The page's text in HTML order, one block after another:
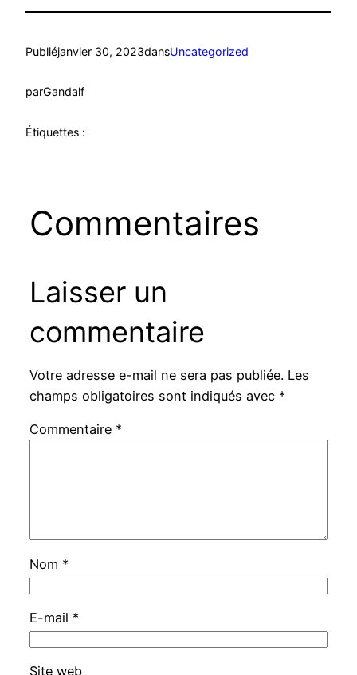
Publiéjanvier 30, 2023dansUncategorized
parGandalf
Étiquettes :
Commentaires
Laisser un
commentaire
Votre adresse e-mail ne sera pas publiée. Les
champs obligatoires sont indiqués avec *
Commentaire *
Nom *
E-mail *
Site web